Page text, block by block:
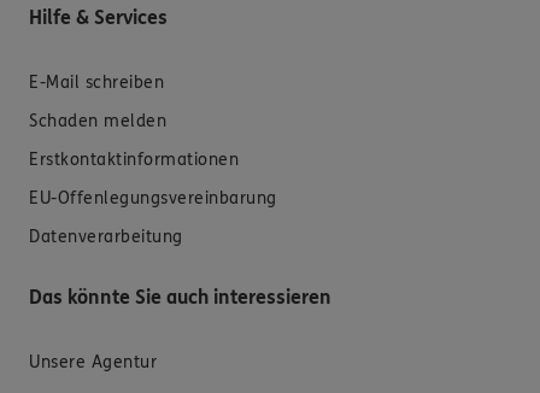
Hilfe & Services
E-Mail schreiben
Schaden melden
Erstkontaktinformationen
EU-Offenlegungsvereinbarung
Datenverarbeitung
Das könnte Sie auch interessieren
Unsere Agentur